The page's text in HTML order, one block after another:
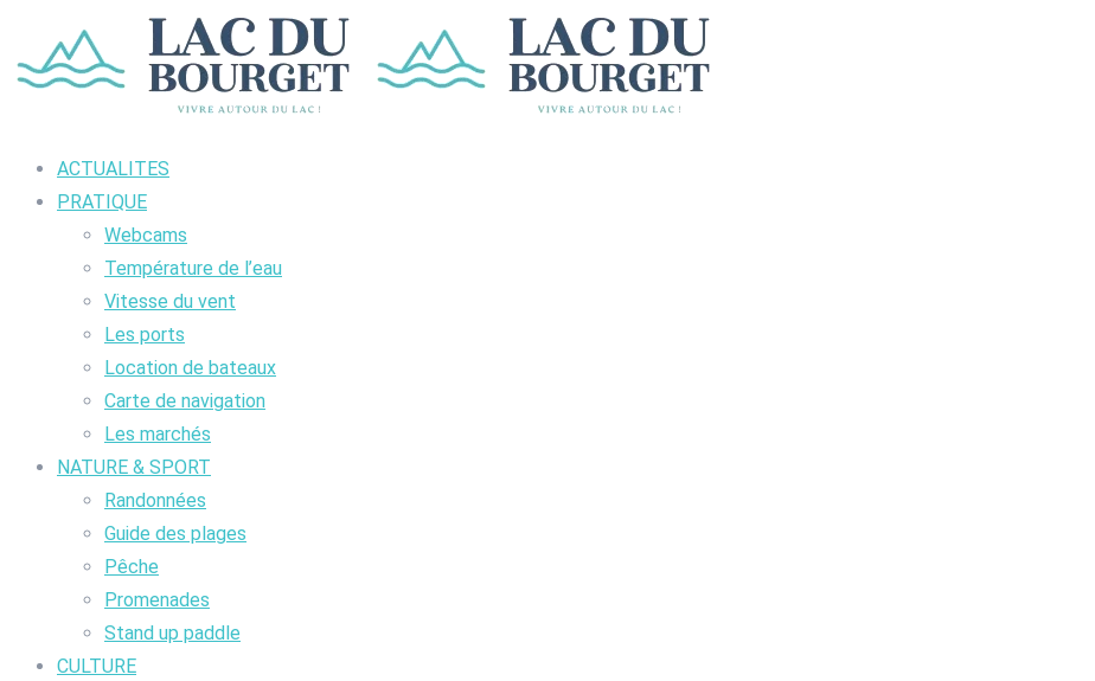
ACTUALITES
PRATIQUE
Webcams
Température de l’eau
Vitesse du vent
Les ports
Location de bateaux
Carte de navigation
Les marchés
NATURE & SPORT
Randonnées
Guide des plages
Pêche
Promenades
Stand up paddle
CULTURE